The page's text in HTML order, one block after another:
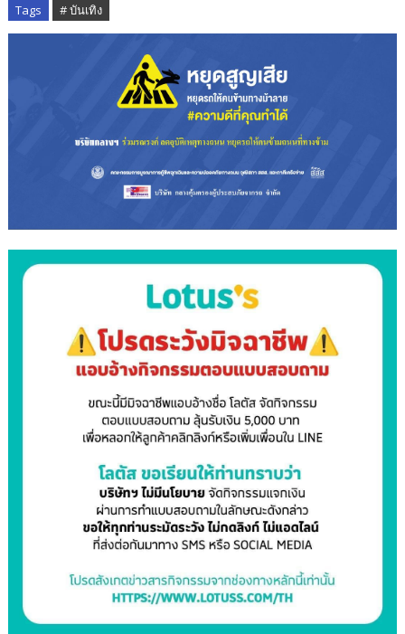
Tags # บันเทิง